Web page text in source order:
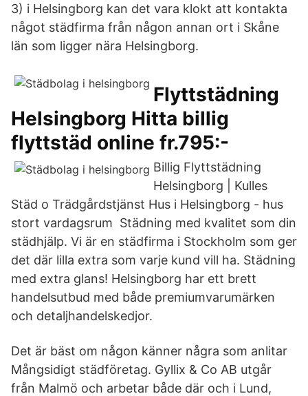
3) i Helsingborg kan det vara klokt att kontakta
något städfirma från någon annan ort i Skåne
län som ligger nära Helsingborg.
Flyttstädning
Helsingborg Hitta billig
flyttstäd online fr.795:-
Billig Flyttstädning
Helsingborg | Kulles
Städ o Trädgårdstjänst Hus i Helsingborg - hus
stort vardagsrum Städning med kvalitet som din
städhjälp. Vi är en städfirma i Stockholm som ger
det där lilla extra som varje kund vill ha. Städning
med extra glans! Helsingborg har ett brett
handelsutbud med både premiumvarumärken
och detaljhandelskedjor.
Det är bäst om någon känner några som anlitar
Mångsidigt städföretag. Gyllix & Co AB utgår
från Malmö och arbetar både där och i Lund,